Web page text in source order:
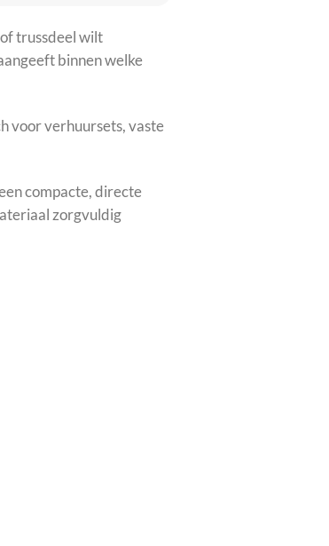
trussdeel wilt
binnen welke
voor verhuursets, vaste
compacte, directe
zorgvuldig